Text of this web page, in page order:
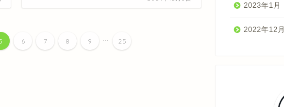
6 7 8 9 ... 25
2023年1月
2022年12月